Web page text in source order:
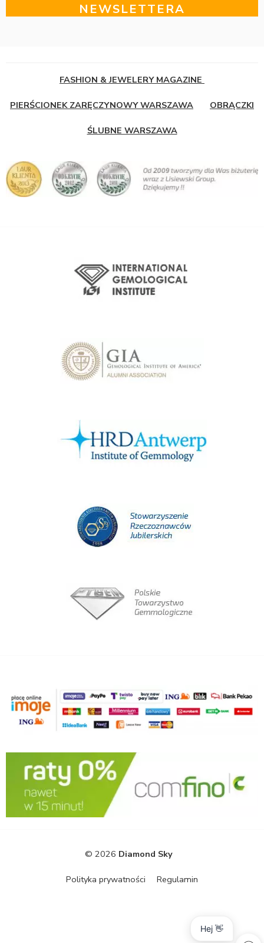
NEWSLETTERA
FASHION & JEWELERY MAGAZINE
PIERŚCIONEK ZARĘCZYNOWY WARSZAWA OBRĄCZKI
ŚLUBNE WARSZAWA
© 2026 Diamond Sky
Polityka prywatności Regulamin